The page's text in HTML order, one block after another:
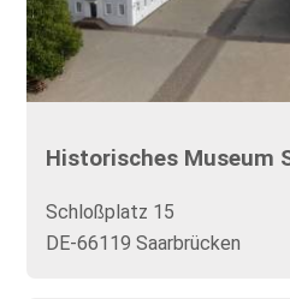
Historisches Museum
Schloßplatz 15
DE-66119 Saarbrücken